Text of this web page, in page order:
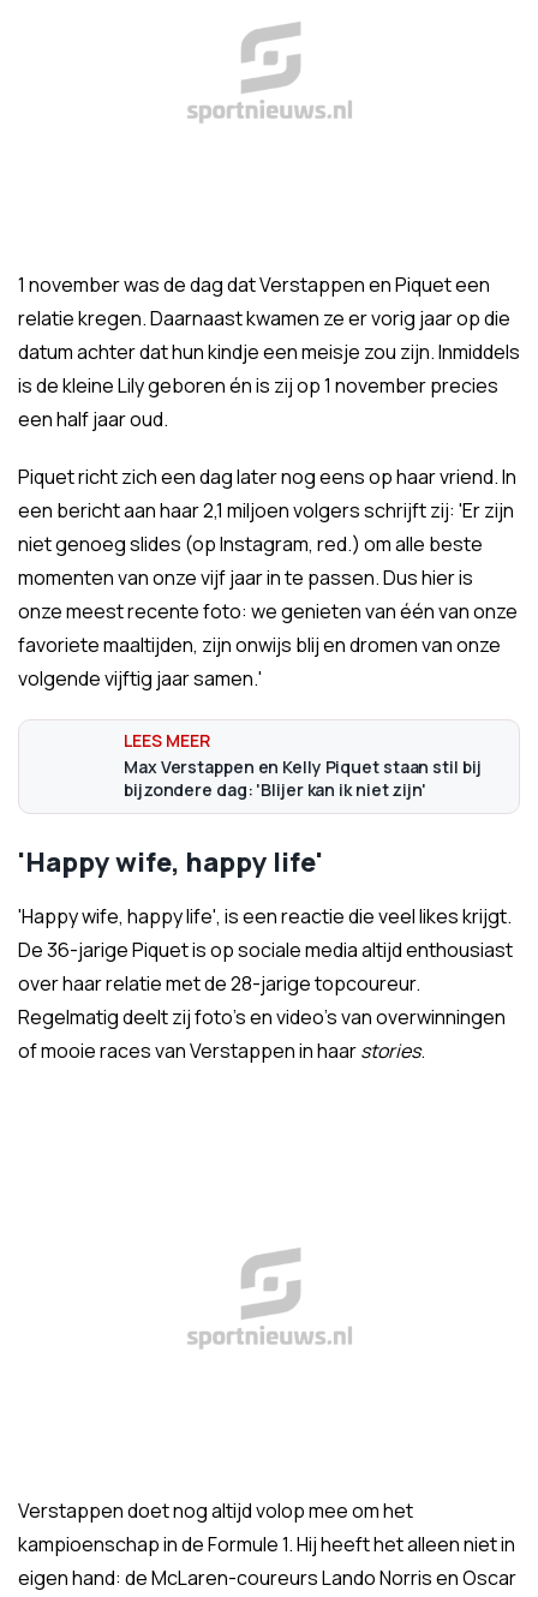
1 november was de dag dat Verstappen en Piquet een
relatie kregen. Daarnaast kwamen ze er vorig jaar op die
datum achter dat hun kindje een meisje zou zijn. Inmiddels
is de kleine Lily geboren én is zij op 1 november precies
een half jaar oud.
Piquet richt zich een dag later nog eens op haar vriend. In
een bericht aan haar 2,1 miljoen volgers schrijft zij: 'Er zijn
niet genoeg slides (op Instagram, red.) om alle beste
momenten van onze vijf jaar in te passen. Dus hier is
onze meest recente foto: we genieten van één van onze
favoriete maaltijden, zijn onwijs blij en dromen van onze
volgende vijftig jaar samen.'
Max Verstappen en Kelly Piquet staan stil bij
bijzondere dag: 'Blijer kan ik niet zijn'
'Happy wife, happy life'
'Happy wife, happy life', is een reactie die veel likes krijgt.
De 36-jarige Piquet is op sociale media altijd enthousiast
over haar relatie met de 28-jarige topcoureur.
Regelmatig deelt zij foto's en video's van overwinningen
of mooie races van Verstappen in haarstories.
Verstappen doet nog altijd volop mee om het
kampioenschap in de Formule 1. Hij heeft het alleen niet in
eigen hand: de McLaren-coureurs Lando Norris en Oscar